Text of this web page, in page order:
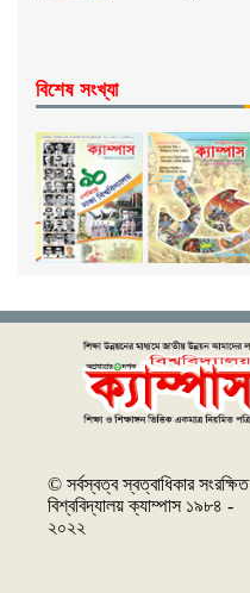
বিশেষ সংখ্যা
© সর্বস্বত্ব স্বত্বাধিকার সংরক্ষিত
বিশ্ববিদ্যালয় ক্যাম্পাস ১৯৮৪ -
২০২২